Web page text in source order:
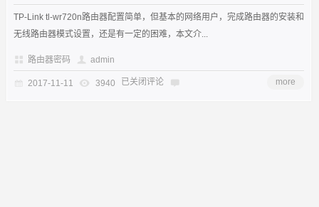
TP-Link tl-wr720n路由器配置简单，但基本的网络用户，完成路由器的安装和
无线路由器模式设置，还是有一定的困难，本文介...
路由器密码 admin
2017-11-11 3940 已关闭评论 more